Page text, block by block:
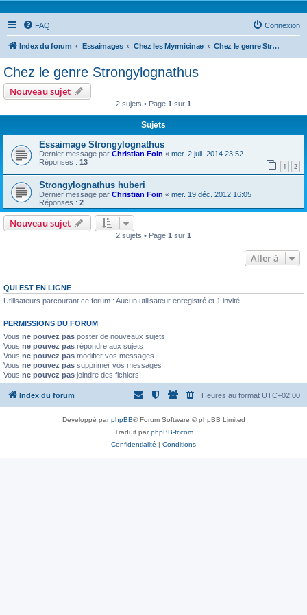
FAQ Connexion
Index du forum Essaimages Chez les Myrmicinae Chez le genre Strongylognathus
Chez le genre Strongylognathus
Nouveau sujet
2 sujets • Page 1 sur 1
Sujets
Essaimage Strongylognathus
Dernier message par Christian Foin « mer. 2 juil. 2014 23:52
Réponses : 13 1 2
Strongylognathus huberi
Dernier message par Christian Foin « mer. 19 déc. 2012 16:05
Réponses : 2
Nouveau sujet
2 sujets • Page 1 sur 1
Aller à
QUI EST EN LIGNE
Utilisateurs parcourant ce forum : Aucun utilisateur enregistré et 1 invité
PERMISSIONS DU FORUM
Vous ne pouvez pas poster de nouveaux sujets
Vous ne pouvez pas répondre aux sujets
Vous ne pouvez pas modifier vos messages
Vous ne pouvez pas supprimer vos messages
Vous ne pouvez pas joindre des fichiers
Index du forum Heures au format UTC+02:00
Développé parphpBB® Forum Software © phpBB Limited
Traduit parphpBB-fr.com
Confidentialité | Conditions